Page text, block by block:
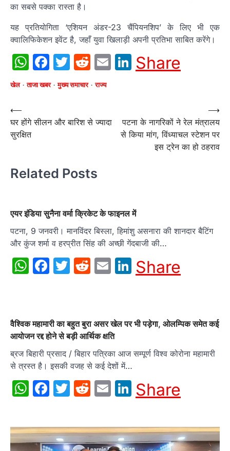
का सबसे पक्का रास्ता है।
यह प्रतियोगिता ‘एशियन अंडर-23 चैंपियनशिप’ के लिए भी एक
क्वालिफिकेशन इवेंट है, जहाँ युवा खिलाड़ी अपनी प्रतिभा साबित करेंगे।
WhatsApp
Facebook
Twitter
Reddit
EmailLinkedIn
Share
खेल ताजा खबर मुख्य समाचार राज्य
Post
navigation
⟵
घर होंगे सीलन और बारिश से ज्यादा
सुरक्षित
पटना के नागरिकों ने रेल मंत्रालय
से किया मांग, विंध्याचल स्टेशन पर
इस ट्रेन का हो ठहराव
⟶
Related Posts
एयर इंडिया सुनैना वर्मा क्रिकेट के फाइनल में
पटना, 9 जनवरी। मानविंदर बिस्ला, हिमांशु असनारा की शानदार बैटिंग
और कुंज शर्मा व हरप्रीत सिंह की अच्छी गेंदबाजी की…
WhatsApp
Facebook
Twitter
Reddit
EmailLinkedIn
Share
वैश्विक महामारी का बहुत बुरा असर खेल पर भी पड़ेगा, ओलम्पिक समेत कई
आयोजन रद्द होने से बड़ी आर्थिक क्षति
ब्रज बिहारी प्रसाद / बिहार पत्रिका आज सम्पूर्ण विश्व कोरोना महामारी
से त्रस्त है। इसकी वजह से कई देशों में…
WhatsApp
Facebook
Twitter
Reddit
EmailLinkedIn
Share